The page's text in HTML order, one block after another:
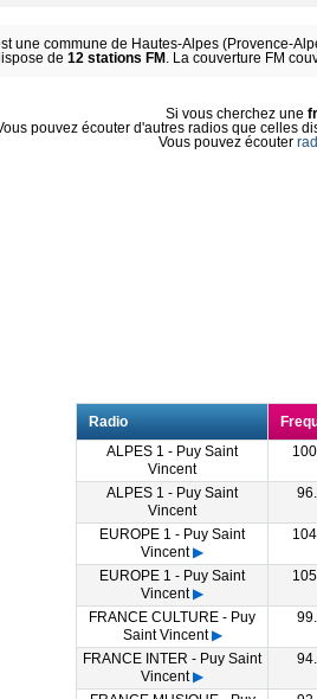
une commune de Hautes-Alpes (Provence-
de 12 stations FM . La couverture FM
Si vous cherchez une
pouvez écouter d'autres radios que celles
Vous pouvez écouter
Radio
ALPES 1 - Puy Saint
Vincent
ALPES 1 - Puy Saint
Vincent
EUROPE 1 - Puy Saint
Vincent ▶
EUROPE 1 - Puy Saint
Vincent ▶
FRANCE CULTURE - Puy
Saint Vincent ▶
FRANCE INTER - Puy Saint
Vincent ▶